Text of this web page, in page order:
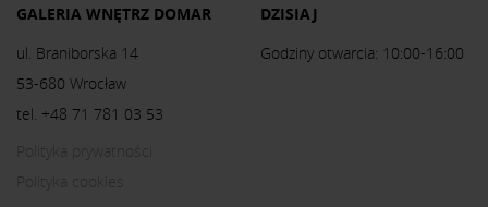
GALERIA WNĘTRZ DOMAR
ul. Braniborska 14
53-680 Wrocław
tel. +48 71 781 03 53
DZISIAJ
Godziny otwarcia: 10:00-16:00